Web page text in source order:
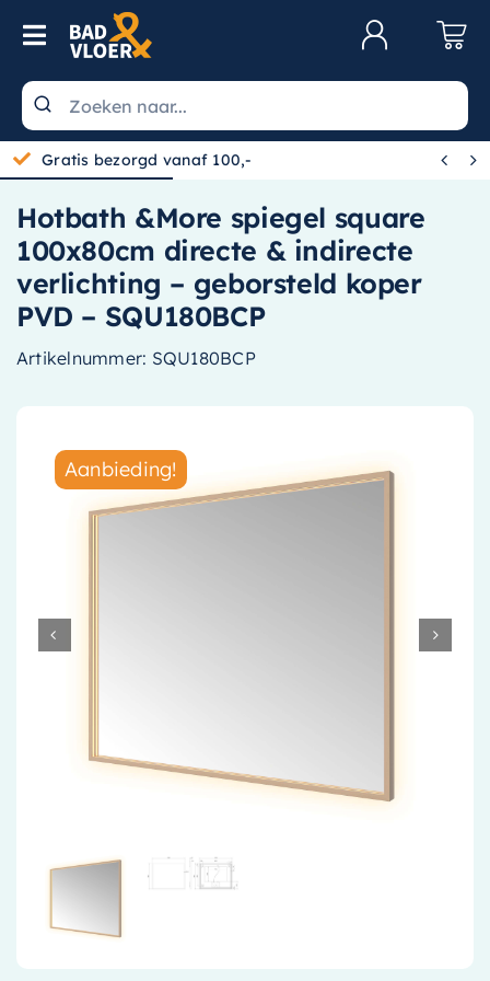
Skip to content
Toggle Navigation
Wastafels
Toiletten
Spiegels
Kranen
Douche
Badkamermeubels
Radiatoren
Accessoires
Gratis bezorgd vanaf 100,-  
Hotbath &More spiegel square
100x80cm directe & indirecte
verlichting – geborsteld koper
PVD – SQU180BCP
Artikelnummer: SQU180BCP
Aanbieding!